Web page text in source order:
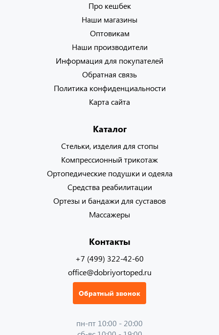
Про кешбек
Наши магазины
Оптовикам
Наши производители
Информация для покупателей
Обратная связь
Политика конфиденциальности
Карта сайта
Каталог
Стельки, изделия для стопы
Компрессионный трикотаж
Ортопедические подушки и одеяла
Средства реабилитации
Ортезы и бандажи для суставов
Массажеры
Контакты
+7 (499) 322-42-60
office@dobriyortoped.ru
Обратный звонок
пн-пт 10:00 - 20:00